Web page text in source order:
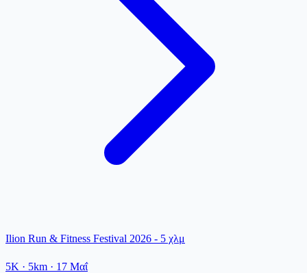
Ilion Run & Fitness Festival 2026 - 5 χλμ
5K · 5km · 17 Μαΐ